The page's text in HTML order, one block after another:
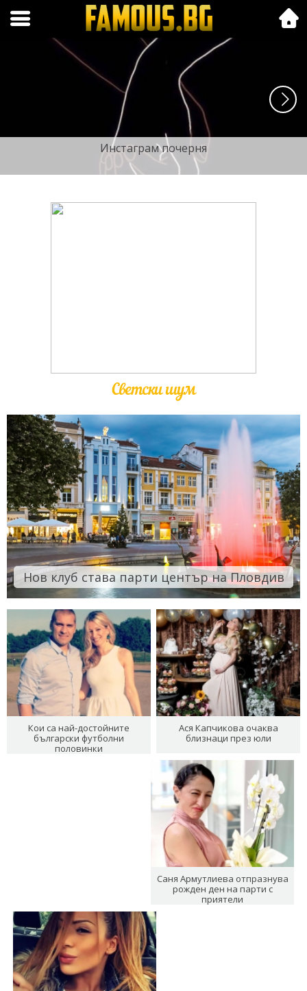
Folk.bg
Инстаграм почерня
Светски шум
Нов клуб става парти център на Пловдив
Кои са най-достойните
български футболни
половинки
Ася Капчикова очаква
близнаци през юли
Саня Армутлиева отпразнува
рожден ден на парти с
приятели